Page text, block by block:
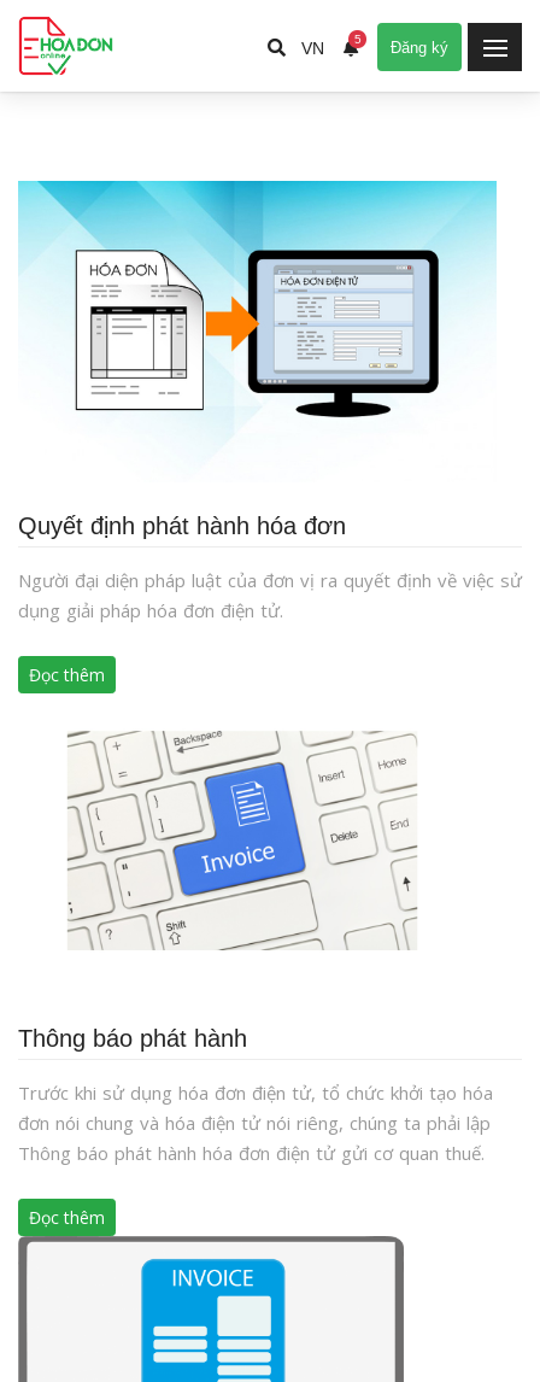
VN 5 Đăng ký
Quyết định phát hành hóa đơn
Người đại diện pháp luật của đơn vị ra quyết định về việc sử
dụng giải pháp hóa đơn điện tử.
Đọc thêm
Thông báo phát hành
Trước khi sử dụng hóa đơn điện tử, tổ chức khởi tạo hóa
đơn nói chung và hóa điện tử nói riêng, chúng ta phải lập
Thông báo phát hành hóa đơn điện tử gửi cơ quan thuế.
Đọc thêm